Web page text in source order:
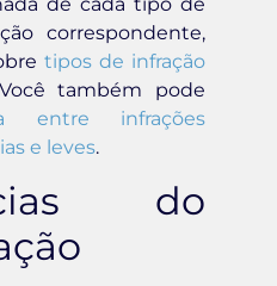
correspondente,
tipos de infração
também pode
entre infrações
e leves.
do